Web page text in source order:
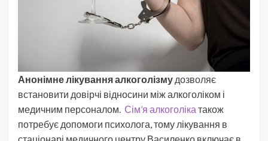
Анонімне лікування алкоголізму дозволяє
встановити довірчі відносини між алкоголіком і
медичним персоналом. Сім’я алкоголіка також
потребує допомоги психолога, тому лікування в